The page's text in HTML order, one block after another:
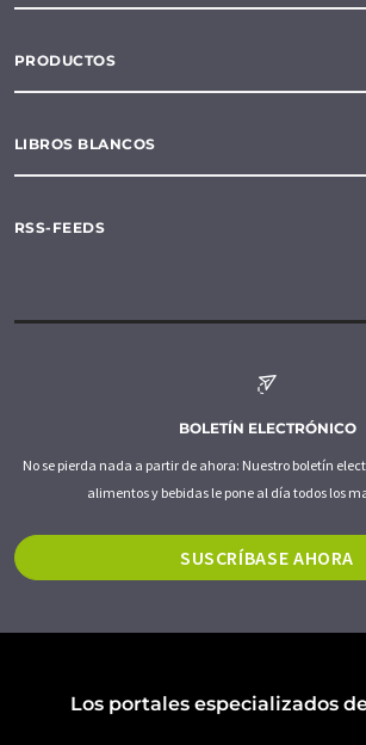
PRODUCTOS
LIBROS BLANCOS
RSS-FEEDS
BOLETÍN ELECTRÓNICO
No se pierda nada a partir de ahora: Nuestro boletín
alimentos y bebidas le pone al día todos los
SUSCRÍBASE AHORA
Los portales especializados